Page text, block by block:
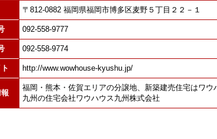
〒812-0882 福岡県福岡市博多区麦野５丁目２２－１
092-558-9777
092-558-9774
http://www.wowhouse-kyushu.jp/
福岡・熊本・佐賀エリアの分譲地、新築建売住宅はワ
九州の住宅会社ワウハウス九州株式会社